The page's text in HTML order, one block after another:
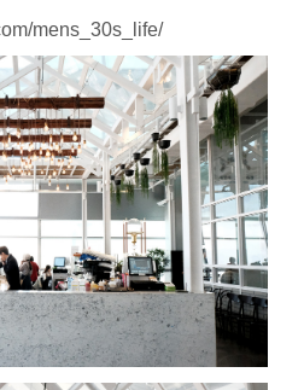
mens_30s_life/